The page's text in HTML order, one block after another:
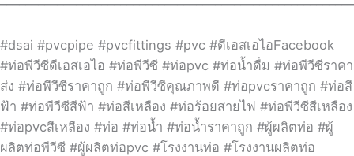
#dsai #pvcpipe #pvcfittings #pvc #ดีเอสเอไอFacebook
#ท่อพีวีซีดีเอสเอไอ #ท่อพีวีซี #ท่อpvc #ท่อน้ำดื่ม #ท่อพีวีซีราคา
ส่ง #ท่อพีวีซีราคาถูก #ท่อพีวีซีคุณภาพดี #ท่อpvcราคาถูก #ท่อสี
ฟ้า #ท่อพีวีซีสีฟ้า #ท่อสีเหลือง #ท่อร้อยสายไฟ #ท่อพีวีซีสีเหลือง
#ท่อpvcสีเหลือง #ท่อ #ท่อน้ำ #ท่อน้ำราคาถูก #ผู้ผลิตท่อ #ผู้
ผลิตท่อพีวีซี #ผู้ผลิตท่อpvc #โรงงานท่อ #โรงงานผลิตท่อ